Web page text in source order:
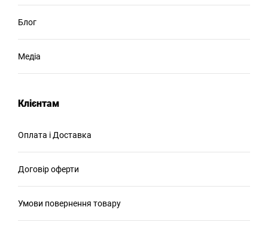
Блог
Медіа
Клієнтам
Оплата і Доставка
Договір оферти
Умови повернення товару